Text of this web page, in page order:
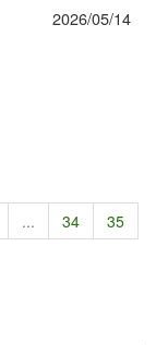
2026/05/14
... 34
35